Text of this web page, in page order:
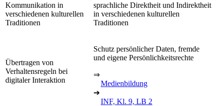
Kommunikation in
verschiedenen kulturellen
Traditionen
sprachliche Direktheit und Indirektheit
in verschiedenen kulturellen
Traditionen
Übertragen von
Verhaltensregeln bei
digitaler Interaktion
Schutz persönlicher Daten, fremde
und eigene Persönlichkeitsrechte
⇒
Medienbildung
➔
INF, Kl. 9, LB 2